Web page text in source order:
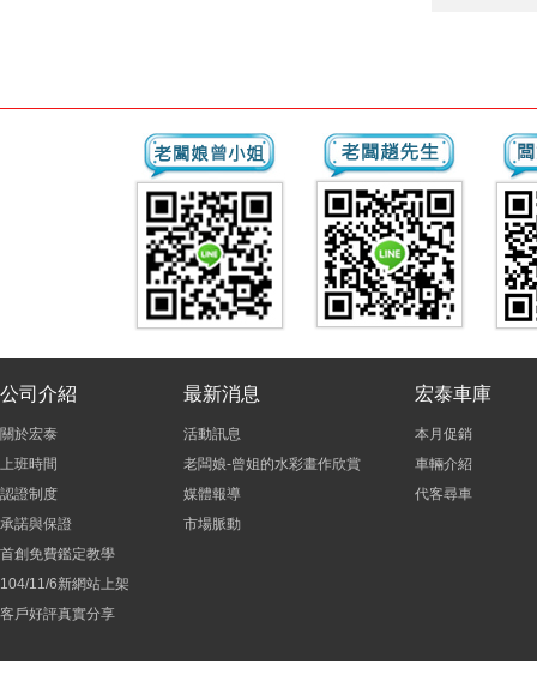
公司介紹
關於宏泰
上班時間
認證制度
承諾與保證
首創免費鑑定教學
104/11/6新網站上架
客戶好評真實分享
最新消息
活動訊息
老闆娘-曾姐的水彩畫作欣賞
媒體報導
市場脈動
宏泰車庫
本月促銷
車輛介紹
代客尋車